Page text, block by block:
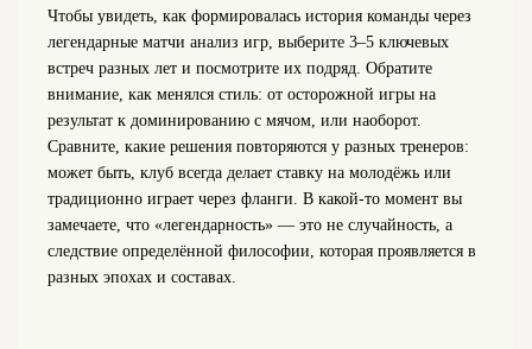
Чтобы увидеть, как формировалась история команды через
легендарные матчи анализ игр, выберите 3–5 ключевых
встреч разных лет и посмотрите их подряд. Обратите
внимание, как менялся стиль: от осторожной игры на
результат к доминированию с мячом, или наоборот.
Сравните, какие решения повторяются у разных тренеров:
может быть, клуб всегда делает ставку на молодёжь или
традиционно играет через фланги. В какой‑то момент вы
замечаете, что «легендарность» — это не случайность, а
следствие определённой философии, которая проявляется в
разных эпохах и составах.